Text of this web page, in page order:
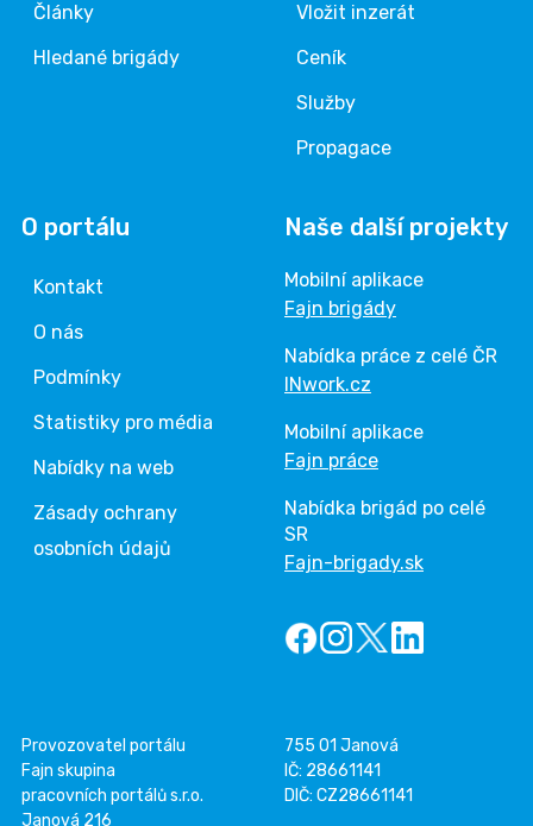
Články
Hledané brigády
Vložit inzerát
Ceník
Služby
Propagace
O portálu
Kontakt
O nás
Podmínky
Statistiky pro média
Nabídky na web
Zásady ochrany
osobních údajů
Naše další projekty
Mobilní aplikace
Fajn brigády
Nabídka práce z celé ČR
INwork.cz
Mobilní aplikace
Fajn práce
Nabídka brigád po celé
SR
Fajn-brigady.sk
Provozovatel portálu
Fajn skupina
pracovních portálů s.r.o.
Janová 216
755 01 Janová
IČ: 28661141
DIČ: CZ28661141